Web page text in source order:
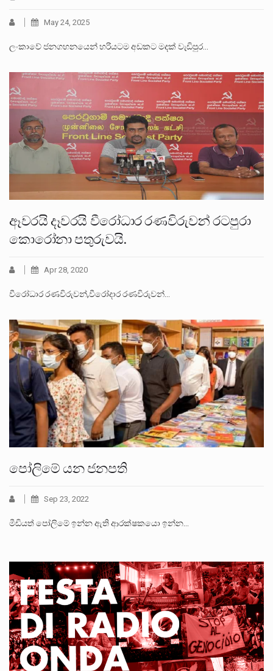
May 24, 2025
ලංකාවේ ජනගහනයෙන් හරියටම අඩකට මදක් වැඩිපුර…
ඈවරයි දෑවරයි වීරෝධාර රණවිරුවන් රටපුරා
කොරෝනා පතුරුවයි.
Apr 28, 2020
වීරෝධාර රණවිරුවන්,වීරෝදාර රණවිරුවන්…
පෝලිමේ යන ජනපති
Sep 23, 2022
මීඩියත් පෝලිමේ ඉන්න ඇති ආරක්ෂකයො ඉන්න…